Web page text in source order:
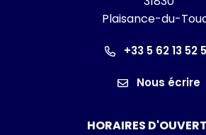
Plaisance-du-
+33 5 62 13 52
Nous écrire
HORAIRES